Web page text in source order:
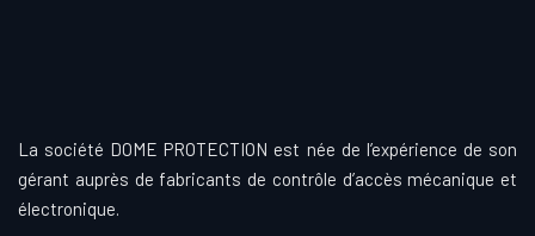
La société DOME PROTECTION est née de l’expérience de son
gérant auprès de fabricants de contrôle d’accès mécanique et
électronique.